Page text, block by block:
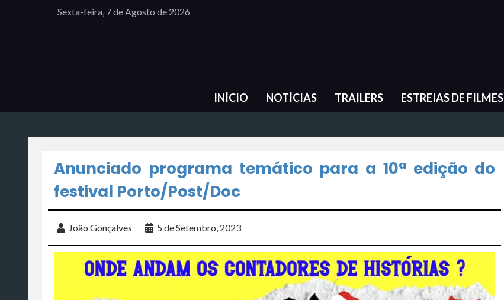
Sexta-feira, 7 de Agosto de 2026
INÍCIO NOTÍCIAS TRAILERS ESTREIAS DE FILMES
Anunciado programa temático para a 10ª edição do
festival Porto/Post/Doc
João Gonçalves 5 de Setembro, 2023